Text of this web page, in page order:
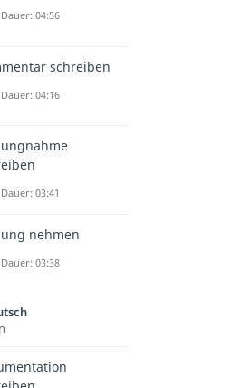
04:56
schreiben
04:16
03:41
nehmen
03:38